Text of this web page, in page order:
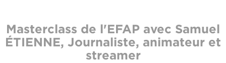
Masterclass de l'EFAP avec Samuel
ÉTIENNE, Journaliste, animateur et
streamer